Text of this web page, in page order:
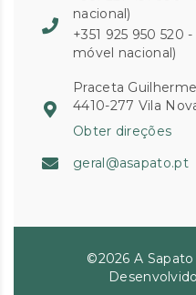
nacional)
+351 925 950 520
móvel nacional)
Praceta
4410-277 Vila
Obter direções
geral@asapato.pt
©2026 A Sapato